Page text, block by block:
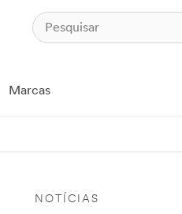
Marcas
NOTÍCIAS